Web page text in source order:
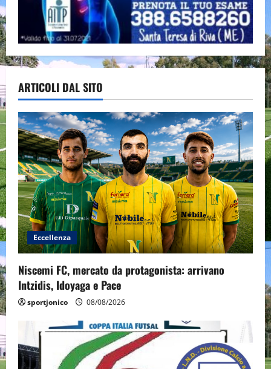
ARTICOLI DAL SITO
Eccellenza
Niscemi FC, mercato da protagonista: arrivano
Intzidis, Idoyaga e Pace
sportjonico 08/08/2026